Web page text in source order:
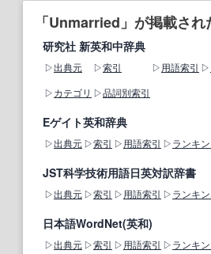
「Unmarried」が掲載され
研究社 新英和中辞典
出典元 索引 用語索引
カテゴリ
品詞別索引
Eゲイト英和辞典
出典元 索引 用語索引 ランキ
JST科学技術用語日英対訳辞書
出典元 索引 用語索引 ランキ
日本語WordNet(英和)
出典元 索引 用語索引 ランキ